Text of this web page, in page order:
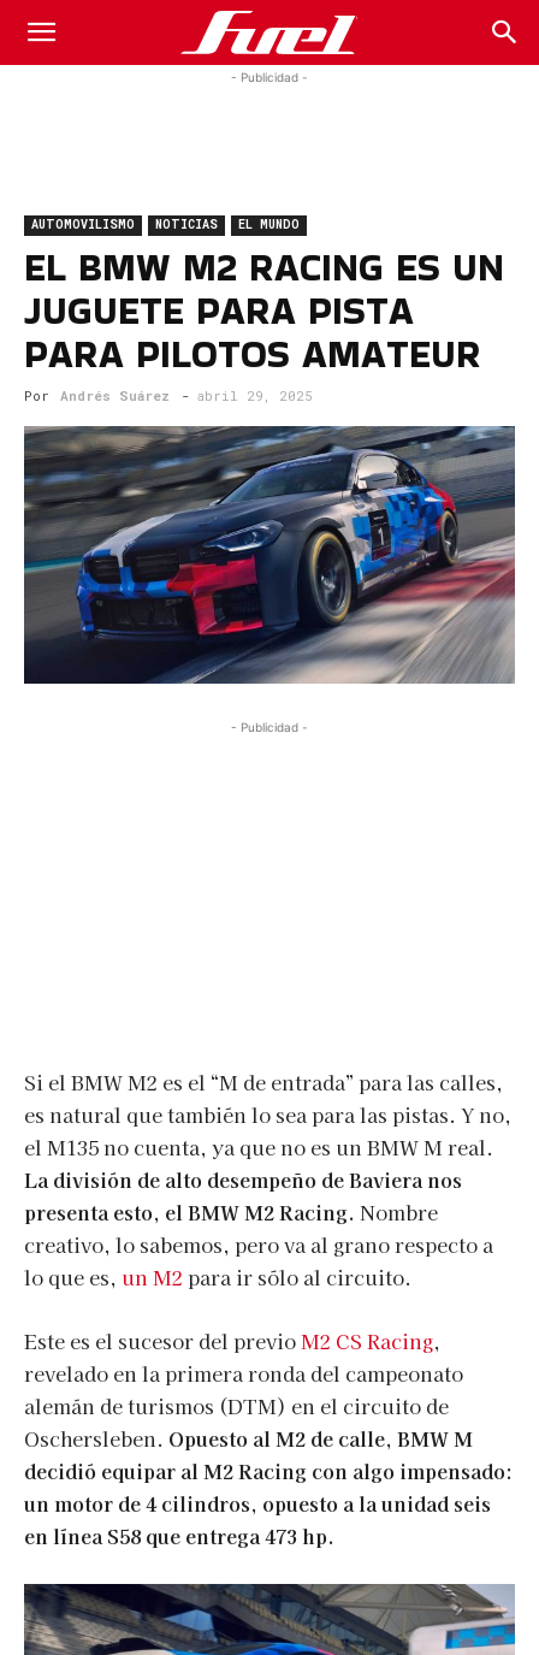
Fuel
Magazine
- Publicidad -
AUTOMOVILISMO NOTICIAS EL MUNDO
EL BMW M2 RACING ES UN
JUGUETE PARA PISTA
PARA PILOTOS AMATEUR
Por Andrés Suárez - abril 29, 2025
- Publicidad -
Si el BMW M2 es el “M de entrada” para las calles,
es natural que también lo sea para las pistas. Y no,
el M135 no cuenta, ya que no es un BMW M real.
La división de alto desempeño de Baviera nos
presenta esto, el BMW M2 Racing. Nombre
creativo, lo sabemos, pero va al grano respecto a
lo que es, un M2 para ir sólo al circuito.
Este es el sucesor del previoM2 CS Racing,
revelado en la primera ronda del campeonato
alemán de turismos (DTM) en el circuito de
Oschersleben. Opuesto al M2 de calle, BMW M
decidió equipar al M2 Racing con algo impensado:
un motor de 4 cilindros, opuesto a la unidad seis
en línea S58 que entrega 473 hp.